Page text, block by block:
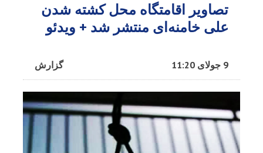
تصاویر اقامتگاه محل کشته شدن
علی خامنه‌ای منتشر شد + ویدئو
گزارش 9 جولای 11:20